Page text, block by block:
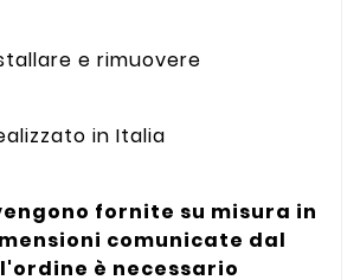
e rimuovere
in Italia
fornite su misura in
comunicate dal
è necessario